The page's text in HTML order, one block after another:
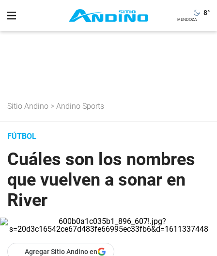
8°
Sitio Andino > Andino Sports
FÚTBOL
Cuáles son los nombres
que vuelven a sonar en
River
Agregar Sitio Andino en